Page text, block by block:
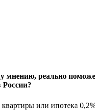
мнению, реально
России?
или ипотека